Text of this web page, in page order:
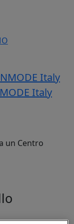
Italy
un Centro